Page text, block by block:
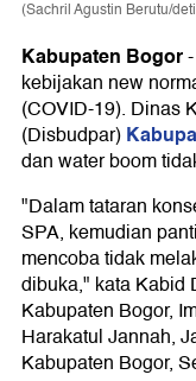
(Sachril Agustin Berutu/
Kabupaten Bogor-
kebijakan new
(COVID-19). Dinas
(Disbudpar)
dan water boom
"Dalam tataran
SPA, kemudian
mencoba tidak
dibuka," kata Kabid
Kabupaten Bogor,
Harakatul Jannah,
Kabupaten Bogor,